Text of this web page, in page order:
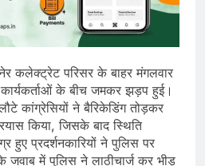
कलेक्ट्रेट परिसर के बाहर मंगलवार
के बीच जमकर झड़प हुई।
कांग्रेसियों ने बैरिकेडिंग तोड़कर
किया, जिसके बाद स्थिति
हुए प्रदर्शनकारियों ने पुलिस पर
में पुलिस ने लाठीचार्ज कर भीड़